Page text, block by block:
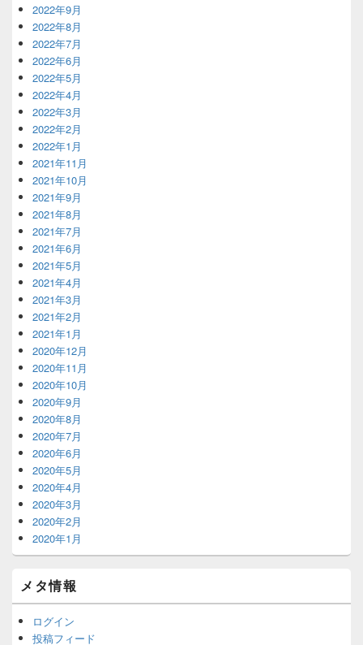
2022年9月
2022年8月
2022年7月
2022年6月
2022年5月
2022年4月
2022年3月
2022年2月
2022年1月
2021年11月
2021年10月
2021年9月
2021年8月
2021年7月
2021年6月
2021年5月
2021年4月
2021年3月
2021年2月
2021年1月
2020年12月
2020年11月
2020年10月
2020年9月
2020年8月
2020年7月
2020年6月
2020年5月
2020年4月
2020年3月
2020年2月
2020年1月
メタ情報
ログイン
投稿フィード